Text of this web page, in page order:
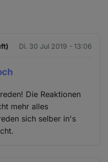
Di. 30 Jul 2019 - 13:06
Die Reaktionen
mehr alles
sich selber in's